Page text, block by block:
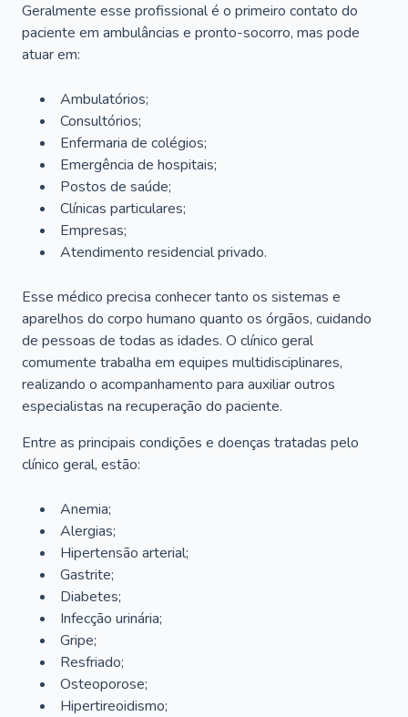
Geralmente esse profissional é o primeiro contato do
paciente em ambulâncias e pronto-socorro, mas pode
atuar em:
Ambulatórios;
Consultórios;
Enfermaria de colégios;
Emergência de hospitais;
Postos de saúde;
Clínicas particulares;
Empresas;
Atendimento residencial privado.
Esse médico precisa conhecer tanto os sistemas e
aparelhos do corpo humano quanto os órgãos, cuidando
de pessoas de todas as idades. O clínico geral
comumente trabalha em equipes multidisciplinares,
realizando o acompanhamento para auxiliar outros
especialistas na recuperação do paciente.
Entre as principais condições e doenças tratadas pelo
clínico geral, estão:
Anemia;
Alergias;
Hipertensão arterial;
Gastrite;
Diabetes;
Infecção urinária;
Gripe;
Resfriado;
Osteoporose;
Hipertireoidismo;